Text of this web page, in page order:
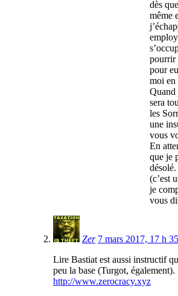
dès
même
pourrir
pour
moi en
Quand
sera
les
une
vous
En
que je
désolé.
(c’est
je
vous
Zer 7 mars 2017, 17 h
Lire Bastiat est aussi instructif
peu la base (Turgot,
http://www.zerocracy.xyz